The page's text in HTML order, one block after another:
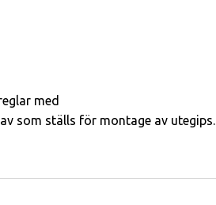
med
som ställs för montage av utegips.